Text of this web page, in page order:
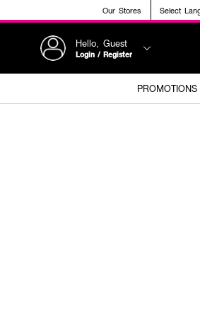
Our Stores Select
Hello, Guest
Login / Register
PROMOTIONS